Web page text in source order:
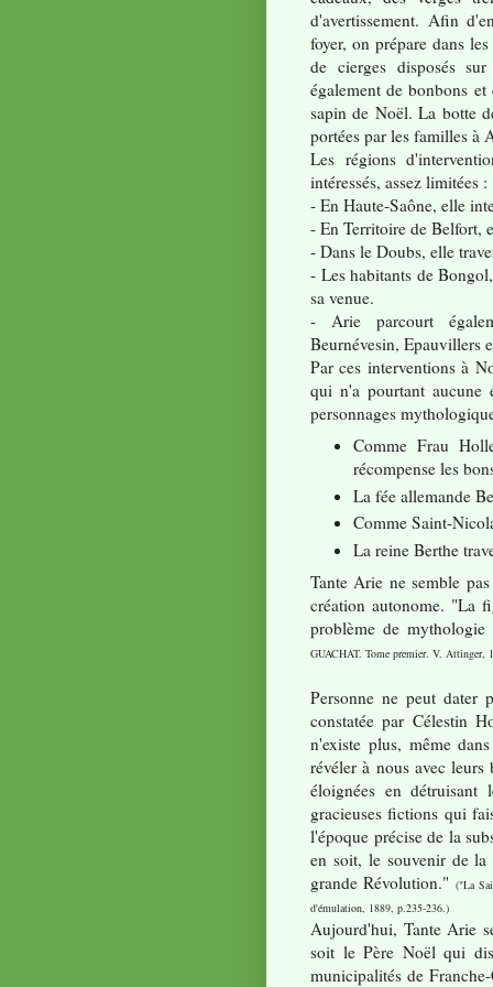
d'avertissement. Afin
foyer, on prépare dans
de cierges disposés
également de bonbons
sapin de Noël. La botte
portées par les familles à
Les régions
intéressés, assez limitées :
- En Haute-Saône, elle
- En Territoire de Belfort,
- Dans le Doubs, elle
- Les habitants de
sa venue.
- Arie parcourt
Beurnévesin, Epauvillers
Par ces interventions à
qui n'a pourtant aucune
personnages
Comme Frau
récompense les
La fée allemande
Comme Saint-
La reine Berthe
Tante Arie ne semble
création autonome. "La
problème de
GUACHAT. Tome premier. V.
Personne ne peut dater
constatée par Célestin
n'existe plus, même
révéler à nous avec leurs
éloignées en
gracieuses fictions qui
l'époque précise de la
en soit, le souvenir de
grande Révolution." ("La
d'émulation, 1889, p.235-236.)
Aujourd'hui, Tante Arie
soit le Père Noël qui
municipalités de